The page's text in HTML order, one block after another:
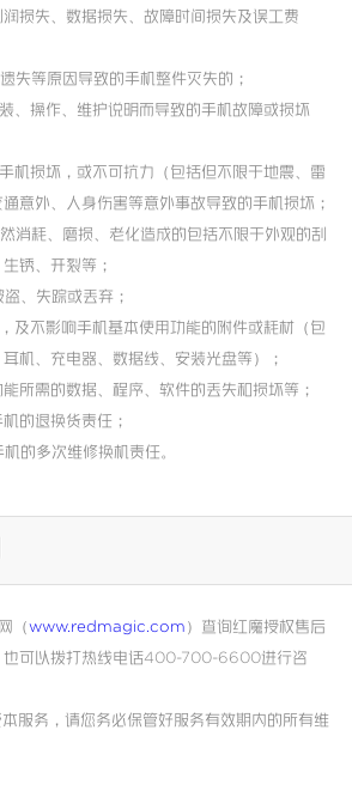
损失、数据损失、故障时间损失及误工费
失等原因导致的手机整件灭失的；
、操作、维护说明而导致的手机故障或损坏
机损坏，或不可抗力（包括但不限于地震、雷
意外、人身伤害等意外事故导致的手机损坏；
消耗、磨损、老化造成的包括不限于外观的刮
锈、开裂等；
、失踪或丢弃；
及不影响手机基本使用功能的附件或耗材（包
机、充电器、数据线、安装光盘等）；
所需的数据、程序、软件的丢失和损坏等；
的退换货责任；
的多次维修换机责任。
（www.redmagic.com ）查询红魔授权售后
也可以拨打热线电话400-700-6600进行咨
服务，请您务必保管好服务有效期内的所有维